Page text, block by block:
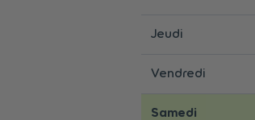
Jeudi
Vendredi
Samedi